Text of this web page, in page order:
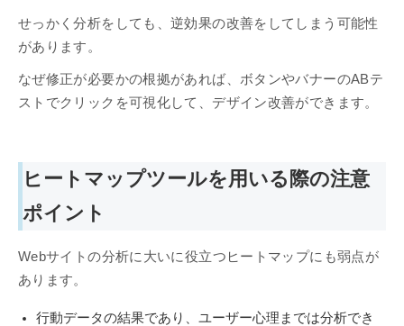
せっかく分析をしても、逆効果の改善をしてしまう可能性
があります。
なぜ修正が必要かの根拠があれば、ボタンやバナーのABテ
ストでクリックを可視化して、デザイン改善ができます。
ヒートマップツールを用いる際の注意
ポイント
Webサイトの分析に大いに役立つヒートマップにも弱点が
あります。
行動データの結果であり、ユーザー心理までは分析でき